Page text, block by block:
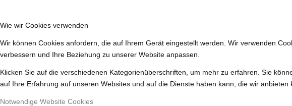
Wie wir Cookies verwenden
Wir können Cookies anfordern, die auf Ihrem Gerät eingestellt werden. Wir verwenden
verbessern und Ihre Beziehung zu unserer Website anpassen.
Klicken Sie auf die verschiedenen Kategorienüberschriften, um mehr zu erfahren. Sie
auf Ihre Erfahrung auf unseren Websites und auf die Dienste haben kann, die wir anbieten
Notwendige Website Cookies